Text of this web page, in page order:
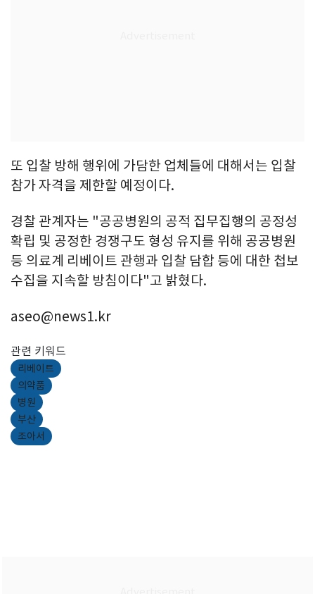
또 입찰 방해 행위에 가담한 업체들에 대해서는 입찰
참가 자격을 제한할 예정이다.
경찰 관계자는 "공공병원의 공적 집무집행의 공정성
확립 및 공정한 경쟁구도 형성 유지를 위해 공공병원
등 의료계 리베이트 관행과 입찰 담합 등에 대한 첩보
수집을 지속할 방침이다"고 밝혔다.
aseo@news1.kr
관련 키워드
리베이트
의약품
병원
부산
조아서